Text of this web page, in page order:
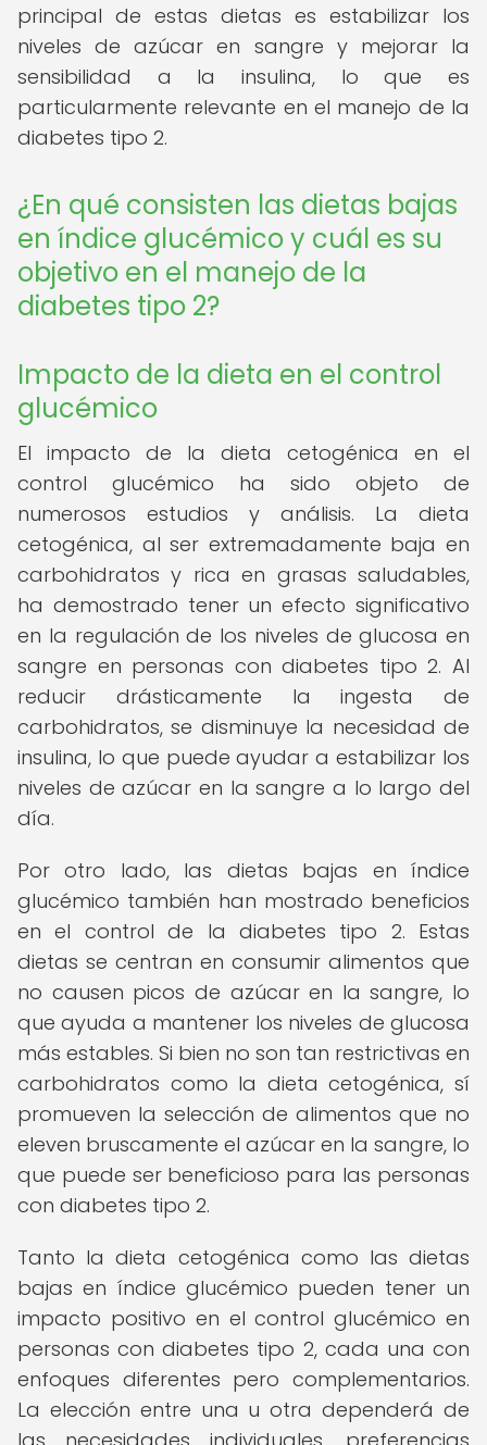
principal de estas dietas es estabilizar los
niveles de azúcar en sangre y mejorar la
sensibilidad a la insulina, lo que es
particularmente relevante en el manejo de la
diabetes tipo 2.
¿En qué consisten las dietas bajas
en índice glucémico y cuál es su
objetivo en el manejo de la
diabetes tipo 2?
Impacto de la dieta en el control
glucémico
El impacto de la dieta cetogénica en el
control glucémico ha sido objeto de
numerosos estudios y análisis. La dieta
cetogénica, al ser extremadamente baja en
carbohidratos y rica en grasas saludables,
ha demostrado tener un efecto significativo
en la regulación de los niveles de glucosa en
sangre en personas con diabetes tipo 2. Al
reducir drásticamente la ingesta de
carbohidratos, se disminuye la necesidad de
insulina, lo que puede ayudar a estabilizar los
niveles de azúcar en la sangre a lo largo del
día.
Por otro lado, las dietas bajas en índice
glucémico también han mostrado beneficios
en el control de la diabetes tipo 2. Estas
dietas se centran en consumir alimentos que
no causen picos de azúcar en la sangre, lo
que ayuda a mantener los niveles de glucosa
más estables. Si bien no son tan restrictivas en
carbohidratos como la dieta cetogénica, sí
promueven la selección de alimentos que no
eleven bruscamente el azúcar en la sangre, lo
que puede ser beneficioso para las personas
con diabetes tipo 2.
Tanto la dieta cetogénica como las dietas
bajas en índice glucémico pueden tener un
impacto positivo en el control glucémico en
personas con diabetes tipo 2, cada una con
enfoques diferentes pero complementarios.
La elección entre una u otra dependerá de